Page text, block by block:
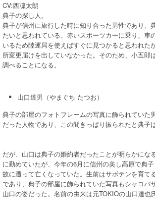
CV:西凜太朗
典子の探し人。
典子が信州に旅行した時に知り合った男性であり、
たいと思われている。赤いスポーツカーに乗り、車
いるため陸運局を使えばすぐに見つかると思われた
所変更届けを出していなかった。そのため、小五郎
調べることになる。
山口達男（やまぐち たつお）
典子の部屋のフォトフレームの写真に飾られていた
だった人物であり、この間きっぱり振られたと典子
だが、山口は典子の婚約者だったことが明らかにな
に勤めていたが、今年の6月に信州の美し高原で典
故に遭って亡くなっていた。生前はサボテンを育て
であり、典子の部屋に飾られていた写真もシャコバ
山口の姿だった。名前の由来は元TOKIOの山口達也